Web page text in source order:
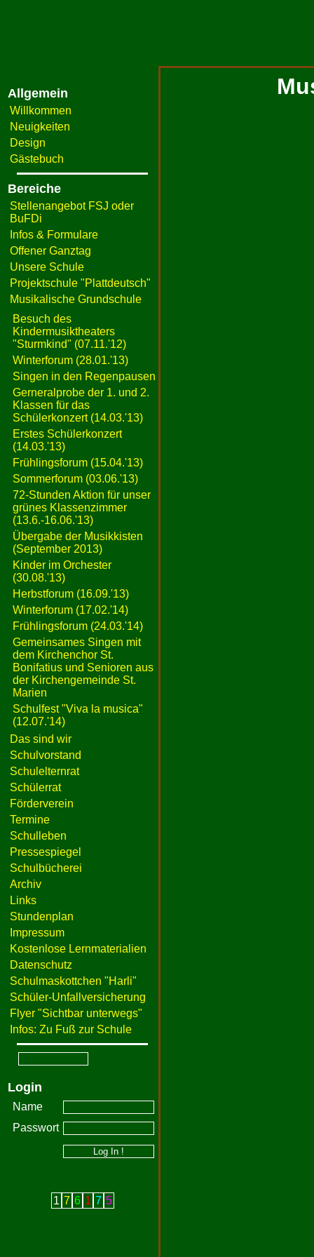
Allgemein
Willkommen
Neuigkeiten
Design
Gästebuch
Bereiche
Stellenangebot FSJ oder
BuFDi
Infos & Formulare
Offener Ganztag
Unsere Schule
Projektschule "Plattdeutsch"
Musikalische Grundschule
Besuch des
Kindermusiktheaters
"Sturmkind" (07.11.'12)
Winterforum (28.01.'13)
Singen in den Regenpausen
Gerneralprobe der 1. und 2.
Klassen für das
Schülerkonzert (14.03.'13)
Erstes Schülerkonzert
(14.03.'13)
Frühlingsforum (15.04.'13)
Sommerforum (03.06.'13)
72-Stunden Aktion für unser
grünes Klassenzimmer
(13.6.-16.06.'13)
Übergabe der Musikkisten
(September 2013)
Kinder im Orchester
(30.08.'13)
Herbstforum (16.09.'13)
Winterforum (17.02.'14)
Frühlingsforum (24.03.'14)
Gemeinsames Singen mit
dem Kirchenchor St.
Bonifatius und Senioren aus
der Kirchengemeinde St.
Marien
Schulfest "Viva la musica"
(12.07.'14)
Das sind wir
Schulvorstand
Schulelternrat
Schülerrat
Förderverein
Termine
Schulleben
Pressespiegel
Schulbücherei
Archiv
Links
Stundenplan
Impressum
Kostenlose Lernmaterialien
Datenschutz
Schulmaskottchen "Harli"
Schüler-Unfallversicherung
Flyer "Sichtbar unterwegs"
Infos: Zu Fuß zur Schule
Login
Name
Passwort
1 7 6 1 7 5